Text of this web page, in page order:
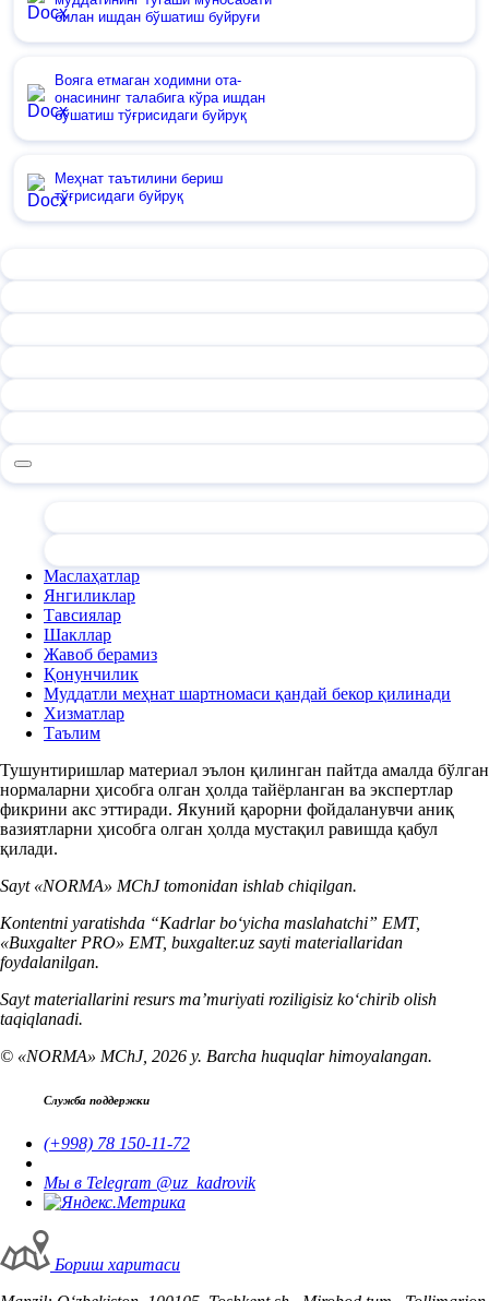
билан ишдан бўшатиш буйруғи
Вояга етмаган ходимни ота-
онасининг талабига кўра ишдан
бўшатиш тўғрисидаги буйруқ
Меҳнат таътилини бериш
тўғрисидаги буйруқ
Маслаҳатлар
Янгиликлар
Тавсиялар
Шакллар
Жавоб берамиз
Қонунчилик
Муддатли меҳнат шартномаси қандай бекор қилинади
Хизматлар
Таълим
Тушунтиришлар материал эълон қилинган пайтда амалда бўлган
нормаларни ҳисобга олган ҳолда тайёрланган ва экспертлар
фикрини акс эттиради. Якуний қарорни фойдаланувчи аниқ
вазиятларни ҳисобга олган ҳолда мустақил равишда қабул
қилади.
Sayt «NORMA» MChJ tomonidan ishlab chiqilgan.
Kontentni yaratishda “Kadrlar boʻyicha maslahatchi” EMT,
«Buxgalter PRO» EMT, buxgalter.uz sayti materiallaridan
foydalanilgan.
Sayt materiallarini resurs ma’muriyati roziligisiz koʻchirib olish
taqiqlanadi.
© «NORMA» MChJ, 2026 y. Barcha huquqlar himoyalangan.
Служба поддержки
(+998) 78 150-11-72
Мы в Telegram @uz_kadrovik
Бориш харитаси